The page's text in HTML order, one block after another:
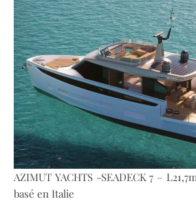
AZIMUT YACHTS -SEADECK 7 –
basé en Italie